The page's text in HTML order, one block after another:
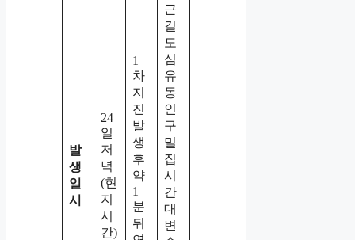
발
생
일
시
24
일
저
녁
(현
지
시
간)
1
차
지
진
발
생
후
약
1
분
뒤
근
길
도
심
유
동
인
구
밀
집
시
간
대
변